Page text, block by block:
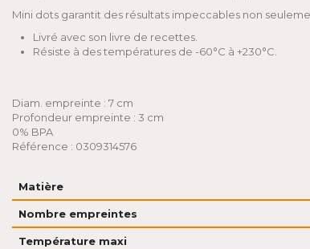
Mini dots garantit des résultats impeccables non
Livré avec son livre de recettes.
Résiste à des températures de -60°C à +230°C.
Diam. empreinte : 7 cm
Profondeur empreinte : 3 cm
0% BPA
Référence : 0309314576
Matière
Nombre empreintes
Température maxi